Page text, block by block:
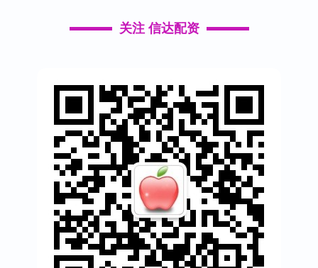
关注 信达配资